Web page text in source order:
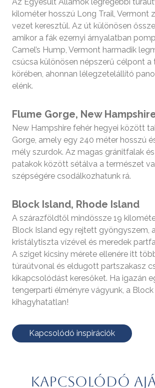
kilométer hosszú Long Trail, Vermont
vezet keresztül. Az út különösen
amikor a fák ezernyi árnyalatban
Camel’s Hump, Vermont harmadik
csúcsa különösen népszerű célpont a
körében, ahonnan lélegzetelállító
elénk.
Flume Gorge, New
New Hampshire fehér hegyei között
Gorge, amely egy 240 méter hosszú
mély szurdok. Az magas gránitfalak
patakok között sétálva a természet
szépségére csodálkozhatunk rá.
Block Island, Rhode Island
A szárazföldtől mindössze 19
Block Island egy rejtett gyöngyszem,
kristálytiszta vízével és meredek
A sziget kicsiny mérete ellenére itt
túraútvonal és eldugott partszakasz
kikapcsolódást keresőket. Ha igazán
tengerparti élményre vágyunk, a Block
kihagyhatatlan!
Kapcsolódó inspirációk
Kapcsolódó